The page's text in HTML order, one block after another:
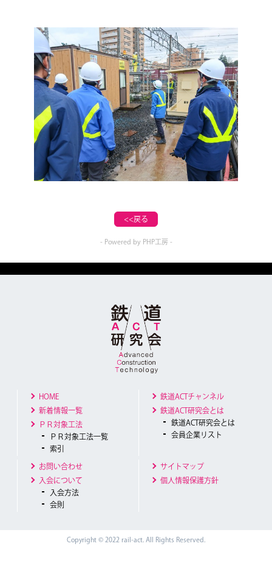
<<戻る
- Powered by PHP工房 -
HOME
新着情報一覧
ＰＲ対象工法
ＰＲ対象工法一覧
索引
鉄道ACTチャンネル
鉄道ACT研究会とは
鉄道ACT研究会とは
会員企業リスト
お問い合わせ
入会について
入会方法
会則
サイトマップ
個人情報保護方針
Copyright © 2022 rail-act. All Rights Reserved.